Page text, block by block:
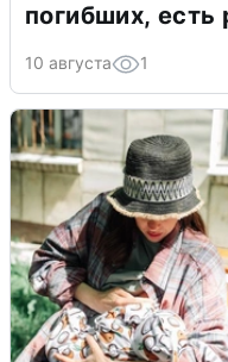
погибших, есть
10 августа 1